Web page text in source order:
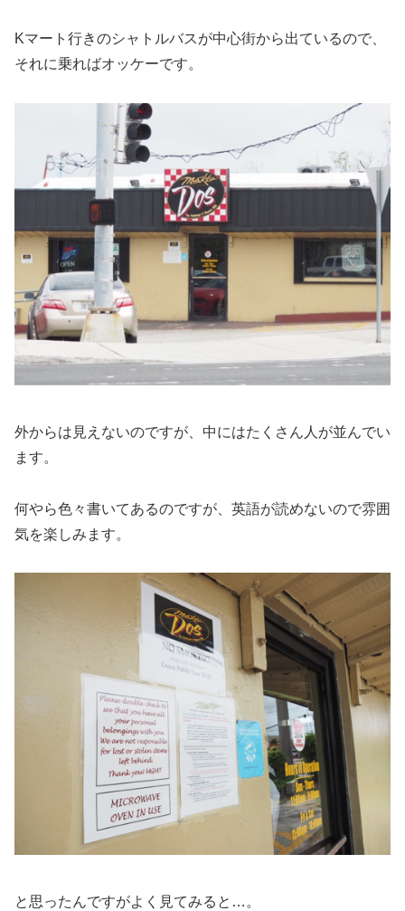
Kマート行きのシャトルバスが中心街から出ているので、
それに乗ればオッケーです。
外からは見えないのですが、中にはたくさん人が並んでい
ます。
何やら色々書いてあるのですが、英語が読めないので雰囲
気を楽しみます。
と思ったんですがよく見てみると…。